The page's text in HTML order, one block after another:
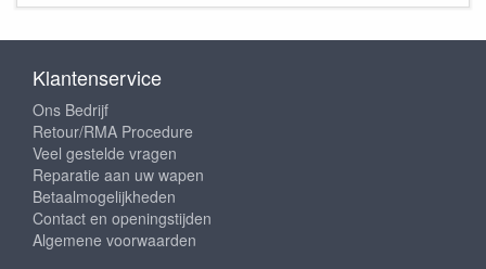
Klantenservice
Ons Bedrijf
Retour/RMA Procedure
Veel gestelde vragen
Reparatie aan uw wapen
Betaalmogelijkheden
Contact en openingstijden
Algemene voorwaarden